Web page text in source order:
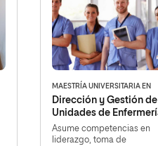
MAESTRÍA UNIVERSITARIA EN
Dirección y Gestión de
Unidades de
Asume competencias en
liderazgo, toma de